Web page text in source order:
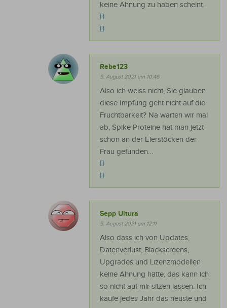
keine Ahnung zu haben scheint.
Rebe123
5. August 2021 um 10:46
Also ich weiss nicht, Sie glauben
diese Impfung geht nicht auf die
Fruchtbarkeit? Na warten wir mal
ab, Spike Proteine hat man jetzt
schon an der Eierstöcken der
Frau gefunden…
Sepp Ultura
5. August 2021 um 12:11
Also dass ich von Updates,
Datenverlust, Blackscreens,
Upgrades und Lizenzmodellen
keine Ahnung hätte, das kann ich
so nicht auf mir sitzen lassen: Ich
kaufe jedes Jahr das neuste und